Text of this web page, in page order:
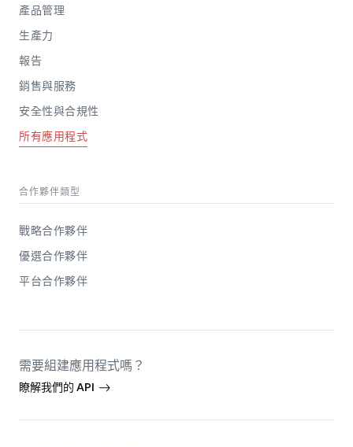
產品管理
生產力
報告
銷售與服務
安全性與合規性
所有應用程式
合作夥伴類型
戰略合作夥伴
優選合作夥伴
平台合作夥伴
需要組建應用程式嗎？
瞭解我們的 API